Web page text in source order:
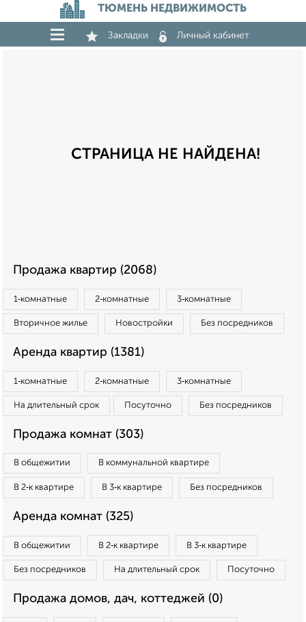
ТЮМЕНЬ НЕДВИЖИМОСТЬ
Закладки Личный кабинет
СТРАНИЦА НЕ НАЙДЕНА!
Продажа квартир (2068)
1‑комнатные 2‑комнатные 3‑комнатные
Вторичное жилье Новостройки Без посредников
Аренда квартир (1381)
1‑комнатные 2‑комнатные 3‑комнатные
На длительный срок Посуточно Без посредников
Продажа комнат (303)
В общежитии В коммунальной квартире
В 2‑к квартире В 3‑к квартире Без посредников
Аренда комнат (325)
В общежитии В 2‑к квартире В 3‑к квартире
Без посредников На длительный срок Посуточно
Продажа домов, дач, коттеджей (0)